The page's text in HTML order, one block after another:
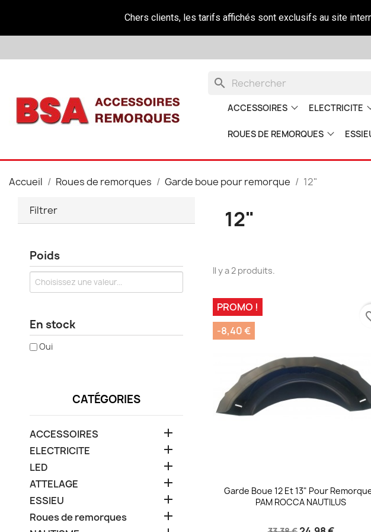
Chers clients, les tarifs affichés sont exclusifs au site
search
ACCESSOIRES ELECTRICITE
ROUES DE REMORQUES
Accueil Roues de remorques Garde boue pour remorque 12"
Filtrer
Poids
En stock
Oui
CATÉGORIES
ACCESSOIRES 
ELECTRICITE 
LED 
ATTELAGE 
ESSIEU 
Roues de remorques 
12"
Il y a 2 produits.
Garde Boue 12 Et 13" Pour
PAM ROCCA NAUTILUS
PROMO !
-8,40 €